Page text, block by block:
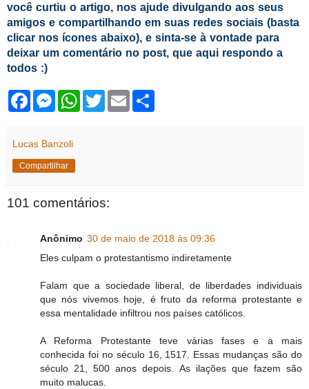
você curtiu o artigo, nos ajude divulgando aos seus
amigos e compartilhando em suas redes sociais (basta
clicar nos ícones abaixo), e sinta-se à vontade para
deixar um comentário no post, que aqui respondo a
todos :)
F
o
o
k
M
e
n
g
e
W
h
T
w
E
m
Lucas Banzoli
Compartilhar
101 comentários:
Anônimo 30 de maio de 2018 às 09:36
Eles culpam o protestantismo indiretamente
Falam que a sociedade liberal, de liberdades individuais
que nós vivemos hoje, é fruto da reforma protestante e
essa mentalidade infiltrou nos países católicos.
A Reforma Protestante teve várias fases e a mais
conhecida foi no século 16, 1517. Essas mudanças são do
século 21, 500 anos depois. As ilações que fazem são
muito malucas.